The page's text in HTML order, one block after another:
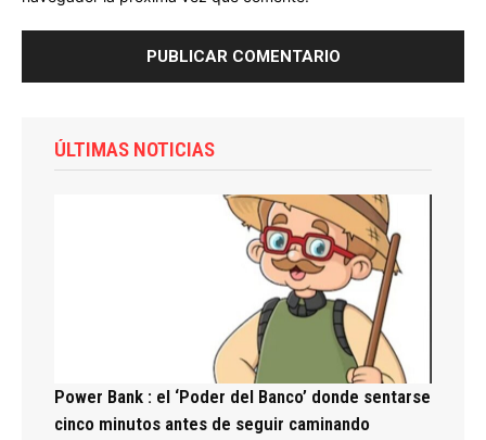
ÚLTIMAS NOTICIAS
Power Bank : el ‘Poder del Banco’ donde sentarse
cinco minutos antes de seguir caminando